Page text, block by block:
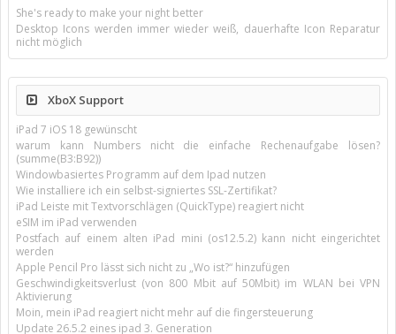
She's ready to make your night better
Desktop Icons werden immer wieder weiß, dauerhafte Icon Reparatur
nicht möglich
XboX Support
iPad 7 iOS 18 gewünscht
warum kann Numbers nicht die einfache Rechenaufgabe lösen?
(summe(B3:B92))
Windowbasiertes Programm auf dem Ipad nutzen
Wie installiere ich ein selbst-signiertes SSL-Zertifikat?
iPad Leiste mit Textvorschlägen (QuickType) reagiert nicht
eSIM im iPad verwenden
Postfach auf einem alten iPad mini (os12.5.2) kann nicht eingerichtet
werden
Apple Pencil Pro lässt sich nicht zu „Wo ist?“ hinzufügen
Geschwindigkeitsverlust (von 800 Mbit auf 50Mbit) im WLAN bei VPN
Aktivierung
Moin, mein iPad reagiert nicht mehr auf die fingersteuerung
Update 26.5.2 eines ipad 3. Generation